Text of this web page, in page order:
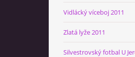
Vidlácký víceboj 2011
Zlatá lyže 2011
Silvestrovský fotbal U